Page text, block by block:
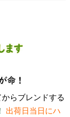
らブレンドする
出荷日当日にハ